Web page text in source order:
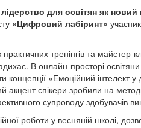
для освітян як новий
«Цифровий лабіринт»
тренінгів та майстер-
В онлайн-просторі
концепції «Емоційний
спікери зробили на
супроводу здобувачів
роботи у весняній школі,